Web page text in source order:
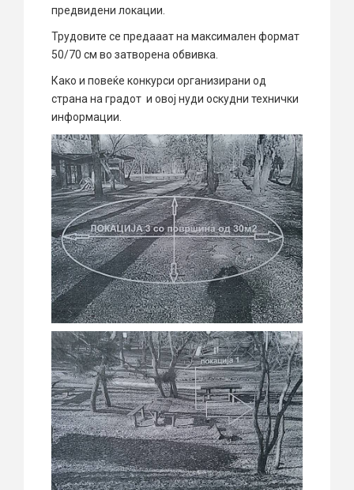
предвидени локации.
Трудовите се предааат на максимален формат
50/70 см во затворена обвивка.
Како и повеќе конкурси организирани од
страна на градот и овој нуди оскудни технички
информации.